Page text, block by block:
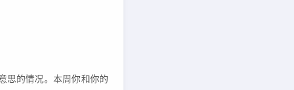
思的情况。本周你和你的